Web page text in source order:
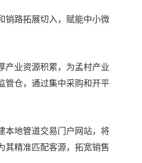
路拓展切入，赋能中小微
业资源积累，为孟村产业
管仓，通过集中采购和开平
地管道交易门户网站，将
其精准匹配客源，拓宽销售